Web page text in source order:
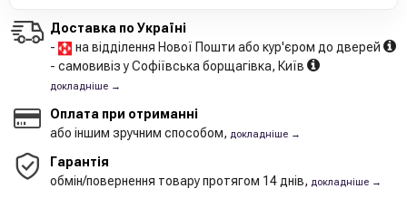
Доставка по Україні
-
на відділення Нової Пошти або кур'єром до дверей
- самовивіз у Софіївська борщагівка, Київ
докладніше →
Оплата при отриманні
або іншим зручним способом, докладніше →
Гарантія
обмін/повернення товару протягом 14 днів, докладніше →